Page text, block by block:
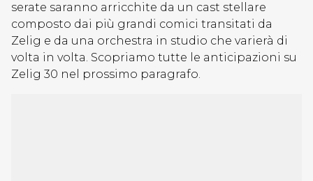
serate saranno arricchite da un cast stellare
composto dai più grandi comici transitati da
Zelig e da una orchestra in studio che varierà di
volta in volta. Scopriamo tutte le anticipazioni su
Zelig 30 nel prossimo paragrafo.